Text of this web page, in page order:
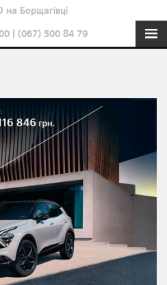
Борщагівці
| (067) 500 84 79